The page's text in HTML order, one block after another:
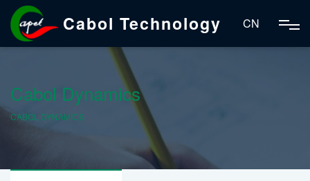
Cabol Technology CN
Cabol Dynamics
CABOL DYNAMICS